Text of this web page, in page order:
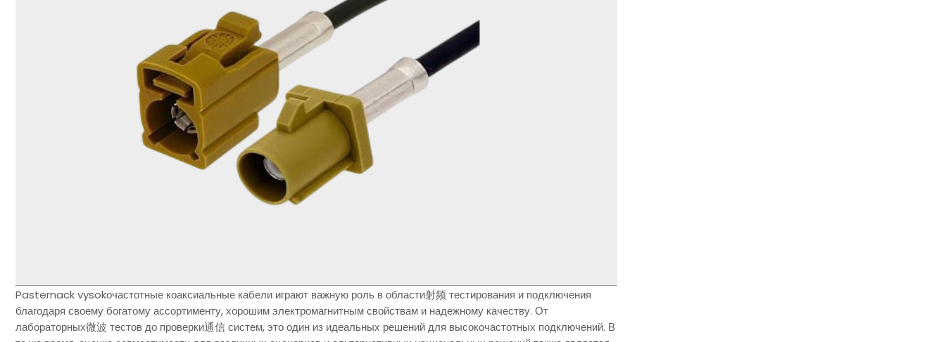
Pasternack vysokочастотные коаксиальные кабели играют важную роль в области射频 тестирования и подключения
благодаря своему богатому ассортименту, хорошим электромагнитным свойствам и надежному качеству. От
лабораторных微波 тестов до проверки通信 систем, это один из идеальных решений для высокочастотных подключений. В